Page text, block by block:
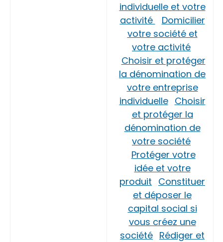
individuelle et votre
activité
Domicilier
votre société et
votre activité
Choisir et protéger
la dénomination de
votre entreprise
individuelle Choisir
et protéger la
dénomination de
votre société
Protéger votre
idée et votre
produit Constituer
et déposer le
capital social si
vous créez une
société Rédiger et